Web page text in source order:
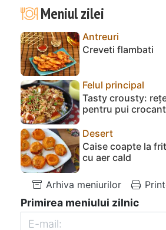
Meniul zilei
Antreuri
Creveti flambati
Felul principal
Tasty crousty:
pentru pui crocant
Desert
Caise coapte la
cu aer cald
Arhiva meniurilor
Primirea meniului zilnic